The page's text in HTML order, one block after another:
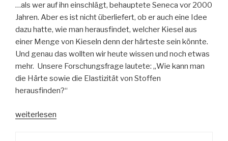
…als wer auf ihn einschlägt, behauptete Seneca vor 2000
Jahren. Aber es ist nicht überliefert, ob er auch eine Idee
dazu hatte, wie man herausfindet, welcher Kiesel aus
einer Menge von Kieseln denn der härteste sein könnte.
Und genau das wollten wir heute wissen und noch etwas
mehr. Unsere Forschungsfrage lautete: „Wie kann man
die Härte sowie die Elastizität von Stoffen
herausfinden?“
„Keiner
weiterlesen